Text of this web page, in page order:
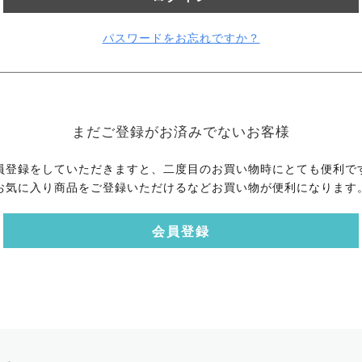
パスワードをお忘れですか？
まだご登録がお済みでないお客様
登録をしていただきますと、二度目のお買い物時にとても便利で
気に入り商品をご登録いただけるなどお買い物が便利になります
会員登録